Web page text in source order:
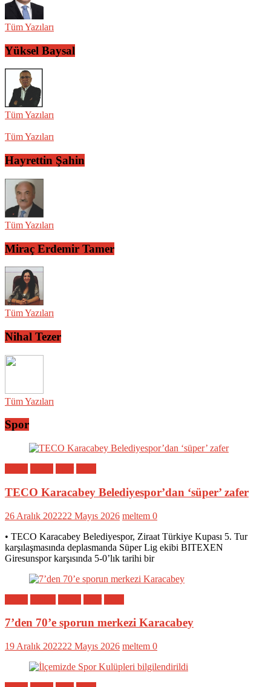
Tüm Yazıları
Yüksel Baysal
Tüm Yazıları
Tüm Yazıları
Hayrettin Şahin
Tüm Yazıları
Miraç Erdemir Tamer
Tüm Yazıları
Nihal Tezer
Tüm Yazıları
Spor
TECO Karacabey Belediyespor’dan ‘süper’ zafer
26 Aralık 202222 Mayıs 2026 meltem 0
• TECO Karacabey Belediyespor, Ziraat Türkiye Kupası 5. Tur
karşılaşmasında deplasmanda Süper Lig ekibi BITEXEN
Giresunspor karşısında 5-0’lık tarihi bir
7’den 70’e sporun merkezi Karacabey
19 Aralık 202222 Mayıs 2026 meltem 0